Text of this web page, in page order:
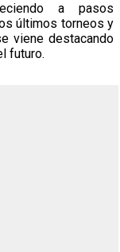
a pasos
últimos torneos y
viene destacando
futuro.